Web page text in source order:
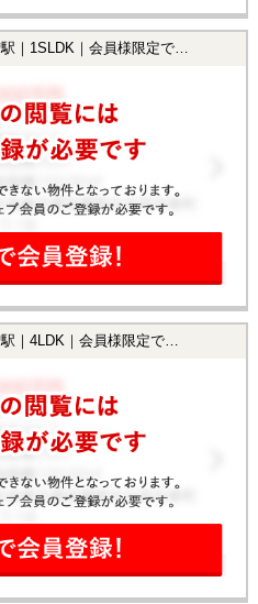
｜会員様限定で公開中！】
｜会員様限定で公開中！】